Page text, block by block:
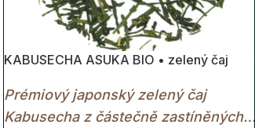
KABUSECHA ASUKA BIO • zelený čaj
Prémiový japonský zelený čaj
Kabusecha z částečně zastíněných